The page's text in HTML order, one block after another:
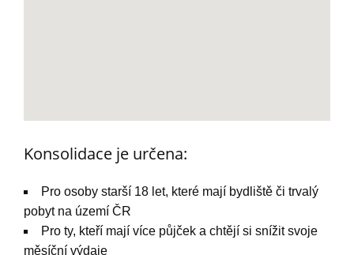
Konsolidace je určena:
Pro osoby starší 18 let, které mají bydliště či trvalý
pobyt na území ČR
Pro ty, kteří mají více půjček a chtějí si snížit svoje
měsíční výdaje